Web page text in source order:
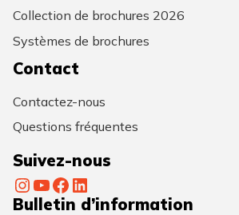
Collection de brochures 2026
Systèmes de brochures
Contact
Contactez-nous
Questions fréquentes
Suivez-nous
InstagramYouTube Facebook LinkedIn
Bulletin d’information